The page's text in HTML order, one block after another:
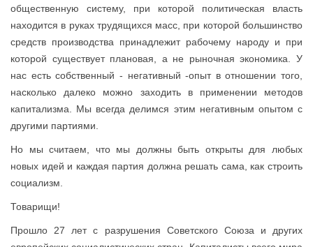
общественную систему, при которой политическая власть
находится в руках трудящихся масс, при которой большинство
средств производства принадлежит рабочему народу и при
которой существует плановая, а не рыночная экономика. У
нас есть собственный - негативный -опыт в отношении того,
насколько далеко можно заходить в применении методов
капитализма. Мы всегда делимся этим негативным опытом с
другими партиями.
Но мы считаем, что мы должны быть открыты для любых
новых идей и каждая партия должна решать сама, как строить
социализм.
Товарищи!
Прошло 27 лет с разрушения Советского Союза и других